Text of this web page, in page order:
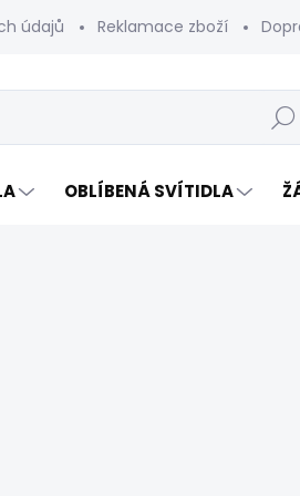
údajů Reklamace zboží
Hledat
OBLÍBENÁ SVÍTIDLA